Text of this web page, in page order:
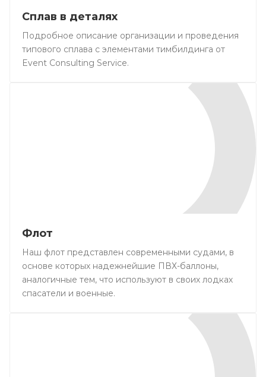
Сплав в деталях
Подробное описание организации и проведения
типового сплава с элементами тимбилдинга от
Event Consulting Service.
Флот
Наш флот представлен современными судами, в
основе которых надежнейшие ПВХ-баллоны,
аналогичные тем, что используют в своих лодках
спасатели и военные.